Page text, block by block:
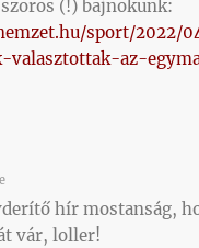
(!) bajnokunk:
sport/2022/
valasztottak-az-
hír mostanság,
vár, loller!